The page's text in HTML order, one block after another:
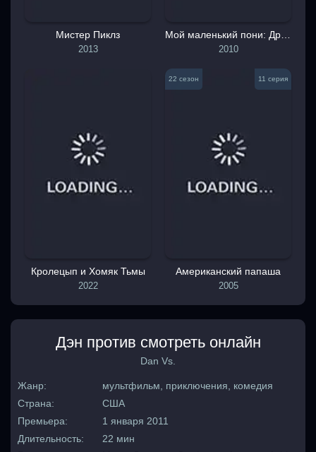
Мистер Пиклз
2013
Мой маленький пони: Дружба - это чудо
2010
Кролецып и Хомяк Тьмы
2022
22 сезон 11 серия
Американский папаша
2005
Дэн против смотреть онлайн
Dan Vs.
Жанр:
мультфильм, приключения, комедия
Страна:
США
Премьера:
1 января 2011
Длительность:
22 мин